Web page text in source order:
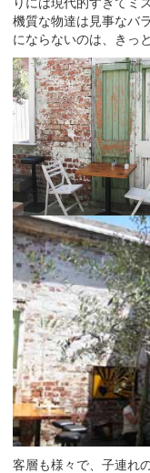
機質な物達は見事なバ
にならないのは、きっ
客層も様々で、子連れ